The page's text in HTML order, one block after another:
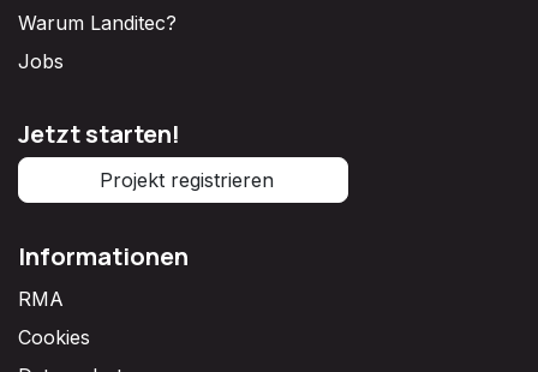
Warum Landitec?
Jobs
Jetzt starten!
Projekt registrieren
Informationen
RMA
Cookies